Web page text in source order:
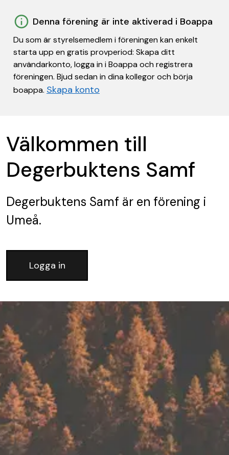
Denna förening är inte aktiverad i Boappa
Du som är styrelsemedlem i föreningen kan enkelt
starta upp en gratis provperiod: Skapa ditt
användarkonto, logga in i Boappa och registrera
föreningen. Bjud sedan in dina kollegor och börja
boappa. Skapa konto
Välkommen till
Degerbuktens Samf
Degerbuktens Samf är en förening i
Umeå.
Logga in